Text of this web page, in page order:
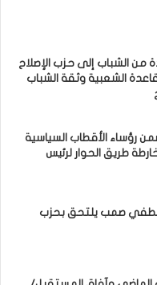
من الشباب إلى حزب الإصلاح
الشعبية وثقة الشباب
رؤساء الأقطاب السياسية
طريق الحوار لرئيس
صمب يلتحق بحزب